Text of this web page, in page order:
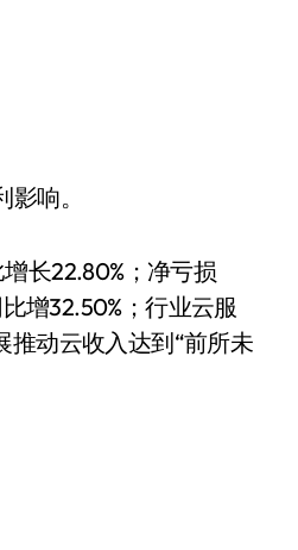
响。
长22.80%；净亏损
增32.50%；行业云服
推动云收入达到“前所未